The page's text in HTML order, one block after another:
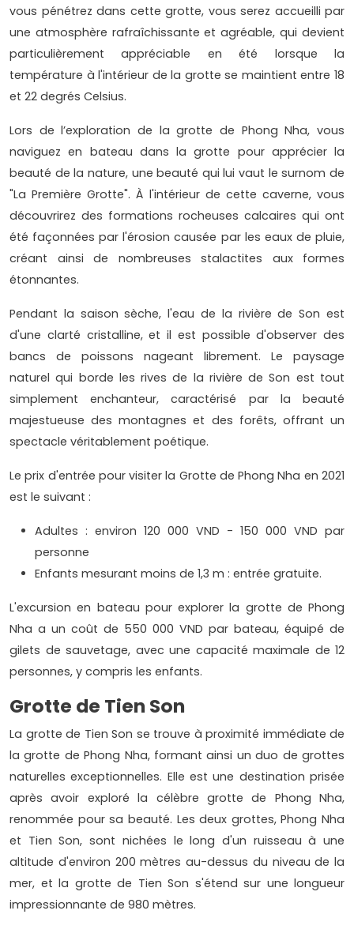
vous pénétrez dans cette grotte, vous serez accueilli par
une atmosphère rafraîchissante et agréable, qui devient
particulièrement appréciable en été lorsque la
température à l'intérieur de la grotte se maintient entre 18
et 22 degrés Celsius.
Lors de l’exploration de la grotte de Phong Nha, vous
naviguez en bateau dans la grotte pour apprécier la
beauté de la nature, une beauté qui lui vaut le surnom de
"La Première Grotte". À l'intérieur de cette caverne, vous
découvrirez des formations rocheuses calcaires qui ont
été façonnées par l'érosion causée par les eaux de pluie,
créant ainsi de nombreuses stalactites aux formes
étonnantes.
Pendant la saison sèche, l'eau de la rivière de Son est
d'une clarté cristalline, et il est possible d'observer des
bancs de poissons nageant librement. Le paysage
naturel qui borde les rives de la rivière de Son est tout
simplement enchanteur, caractérisé par la beauté
majestueuse des montagnes et des forêts, offrant un
spectacle véritablement poétique.
Le prix d'entrée pour visiter la Grotte de Phong Nha en 2021
est le suivant :
Adultes : environ 120 000 VND - 150 000 VND par
personne
Enfants mesurant moins de 1,3 m : entrée gratuite.
L'excursion en bateau pour explorer la grotte de Phong
Nha a un coût de 550 000 VND par bateau, équipé de
gilets de sauvetage, avec une capacité maximale de 12
personnes, y compris les enfants.
Grotte de Tien Son
La grotte de Tien Son se trouve à proximité immédiate de
la grotte de Phong Nha, formant ainsi un duo de grottes
naturelles exceptionnelles. Elle est une destination prisée
après avoir exploré la célèbre grotte de Phong Nha,
renommée pour sa beauté. Les deux grottes, Phong Nha
et Tien Son, sont nichées le long d'un ruisseau à une
altitude d'environ 200 mètres au-dessus du niveau de la
mer, et la grotte de Tien Son s'étend sur une longueur
impressionnante de 980 mètres.